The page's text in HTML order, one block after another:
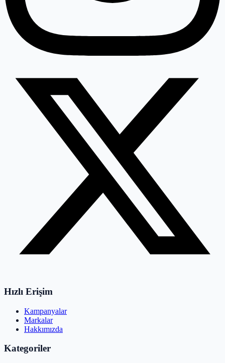
Hızlı Erişim
Kampanyalar
Markalar
Hakkımızda
Kategoriler